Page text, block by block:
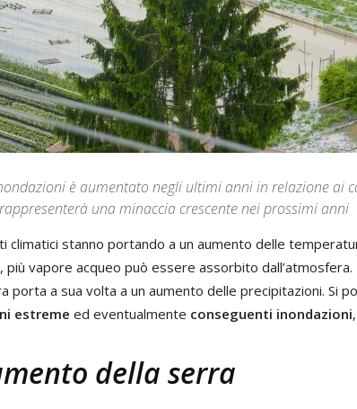
è aumentato negli ultimi anni in relazione ai
una minaccia crescente nei prossimi anni
climatici stanno portando a un aumento delle
vapore acqueo può essere assorbito dall’atmosfera.
porta a sua volta a un aumento delle precipitazioni. Si
estreme ed eventualmente conseguenti inondazioni
della serra